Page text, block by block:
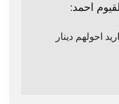
احمد:
اريد احولهم دينار